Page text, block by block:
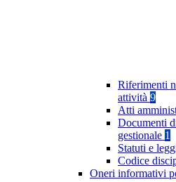
Riferimenti
attività 9
Atti
Documenti
gestionale 1
Statuti e
Codice
Oneri informativi